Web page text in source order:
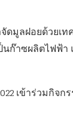
ดมูลฝอยด้วยเ
ก๊าซผลิตไฟฟ้า
เข้าร่วมกิจ